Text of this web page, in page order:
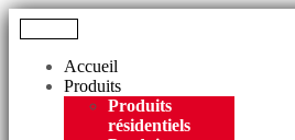
Accueil
Produits
Produits
résidentiels